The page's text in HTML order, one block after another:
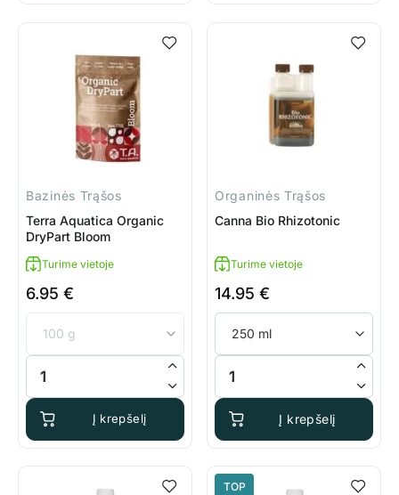
Bazinės Trąšos
Terra Aquatica Organic
DryPart Bloom
Turime vietoje
6.95 €
produkto kiekis: Terra Aquatica Organic DryPart Bloom
Į krepšelį
Organinės Trąšos
Canna Bio Rhizotonic
Turime vietoje
14.95 €
produkto kiekis: Canna Bio
Į krepšelį
TOP